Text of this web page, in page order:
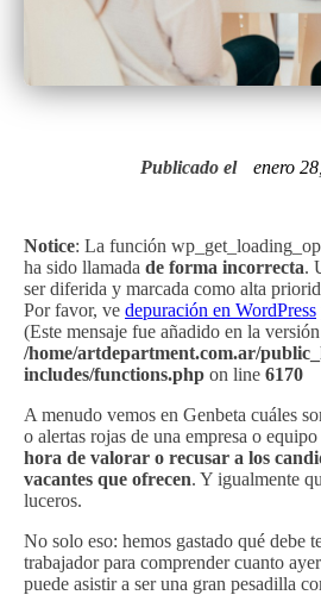
Publicado el enero
Notice: La función
ha sido llamada de forma incorrecta.
ser diferida y marcada como alta
Por favor, ve depuración en WordPress
(Este mensaje fue añadido en la
/home/artdepartment.com.ar/
includes/functions.php on line 6170
A menudo vemos en Genbeta cuáles
o alertas rojas de una empresa o
hora de valorar o recusar a los
vacantes que ofrecen. Y igualmente
luceros.
No solo eso: hemos gastado qué debe
trabajador para comprender cuanto
puede asistir a ser una gran pesadilla